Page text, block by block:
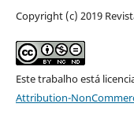
Copyright (c) 2019
Este trabalho está
Attribution-